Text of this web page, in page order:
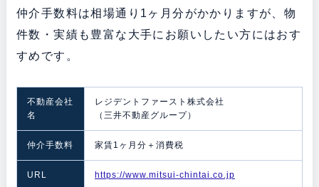
仲介手数料は相場通り1ヶ月分がかかりますが、物
件数・実績も豊富な大手にお願いしたい方にはおす
すめです。
不動産会社
名
レジデントファースト株式会社
（三井不動産グループ）
仲介手数料 家賃1ヶ月分＋消費税
URL https://www.mitsui-chintai.co.jp